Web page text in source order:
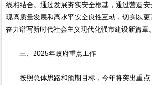
线相结合。通过发展夯实安全根基，通过营造
现高质量发展和高水平安全良性互动，切实以更
奋力谱写新时代社会主义现代化强市建设新篇章。
三、2025年政府重点工作
按照总体思路和预期目标，今年将突出重点